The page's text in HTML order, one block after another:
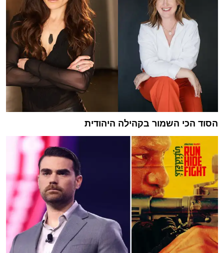
הסוד הכי השמור בקהילה היהודית